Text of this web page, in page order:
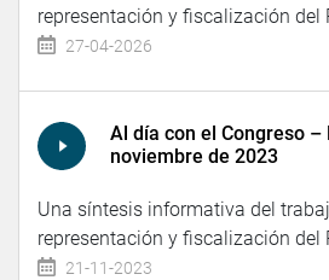
representación y fiscalización del
27-04-2026
Al día con el Congreso –
noviembre de 2023
Una síntesis informativa del
representación y fiscalización del
21-11-2023